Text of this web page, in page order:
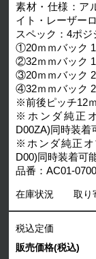
素材・仕様：ア
イト・レーザー
スペック：4ポ
①20ｍｍバック
②32ｍｍバック
③20ｍｍバック
④32ｍｍバック
※前後ピッチ12
※ホンダ純正
D00ZA)同時装着
※ホンダ純正オ
D00)同時装着可
品番：AC01-
在庫状況 取り
税込定価
販売価格(税込)